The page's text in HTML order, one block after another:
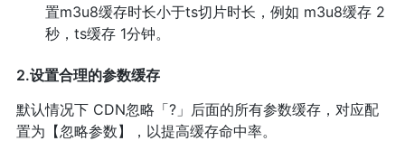
置m3u8缓存时长小于ts切片时长，例如 m3u8缓存 2
秒，ts缓存 1分钟。
2.设置合理的参数缓存
默认情况下 CDN忽略「?」后面的所有参数缓存，对应配
置为【忽略参数】，以提高缓存命中率。